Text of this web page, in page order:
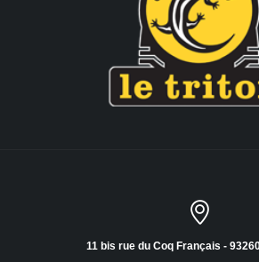
11 bis rue du Coq Français -